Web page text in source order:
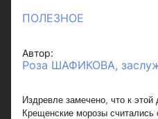
ПОЛЕЗНОЕ
Автор:
Роза ШАФИКОВА,
Издревле замечено, что к этой
Крещенские морозы